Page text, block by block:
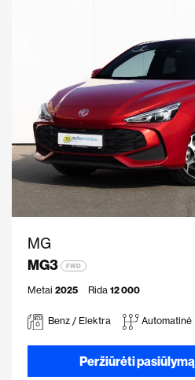
MG
MG3
FWD
Metai 2025 Rida 12 000
Benz / Elektra Automatinė
Peržiūrėti pasiūlymą